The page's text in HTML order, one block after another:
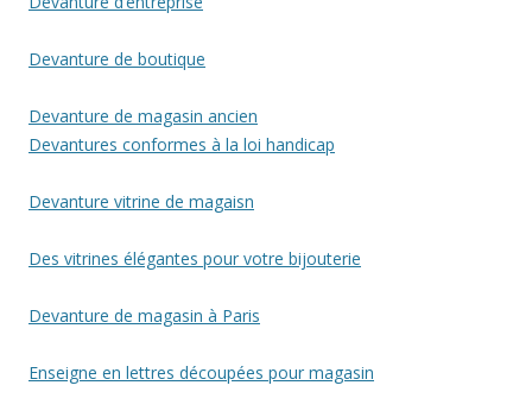
Devanture de boutique
Devanture de magasin ancien
Devantures conformes à la loi handicap
Devanture vitrine de magaisn
Des vitrines élégantes pour votre bijouterie
Devanture de magasin à Paris
Enseigne en lettres découpées pour magasin